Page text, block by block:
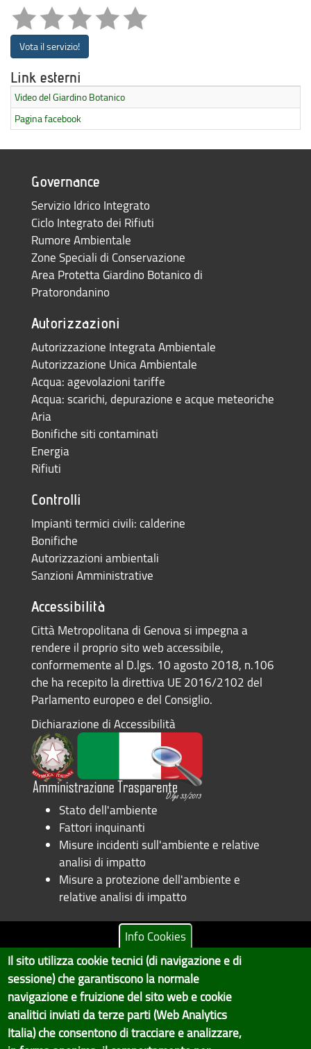
Vota il servizio!
Link esterni
Video del Giardino Botanico
Pagina facebook
Governance
Servizio Idrico Integrato
Ciclo Integrato dei Rifiuti
Rumore Ambientale
Zone Speciali di Conservazione
Area Protetta Giardino Botanico di
Pratorondanino
Autorizzazioni
Autorizzazione Integrata Ambientale
Autorizzazione Unica Ambientale
Acqua: agevolazioni tariffe
Acqua: scarichi, depurazione e acque meteoriche
Aria
Bonifiche siti contaminati
Energia
Rifiuti
Controlli
Impianti termici civili: calderine
Bonifiche
Autorizzazioni ambientali
Sanzioni Amministrative
Accessibilità
Città Metropolitana di Genova si impegna a
rendere il proprio sito web accessibile,
conformemente al D.lgs. 10 agosto 2018, n.106
che ha recepito la direttiva UE 2016/2102 del
Parlamento europeo e del Consiglio.
Dichiarazione di Accessibilità
Stato dell'ambiente
Fattori inquinanti
Misure incidenti sull'ambiente e relative
analisi di impatto
Misure a protezione dell'ambiente e
relative analisi di impatto
Copyright © 2017 Città metropolitana di Genova | CF:
80007350103
Il Portale è gestito dal Servizio Sistemi Informativi e Sviluppo Economico,
GenovaMetropoli
Info Cookies
Il sito utilizza cookie tecnici (di navigazione e di
sessione) che garantiscono la normale
navigazione e fruizione del sito web e cookie
analitici inviati da terze parti (Web Analytics
Italia) che consentono di tracciare e analizzare,